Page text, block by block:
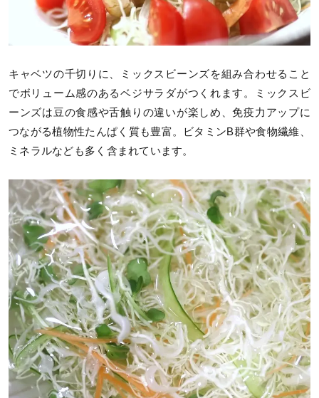
キャベツの千切りに、ミックスビーンズを組み合わせること
でボリューム感のあるベジサラダがつくれます。ミックスビ
ーンズは豆の食感や舌触りの違いが楽しめ、免疫力アップに
つながる植物性たんぱく質も豊富。ビタミンB群や食物繊維、
ミネラルなども多く含まれています。